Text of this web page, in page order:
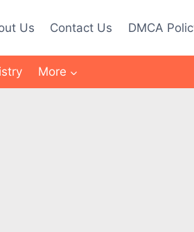
Us Contact Us DMCA
More